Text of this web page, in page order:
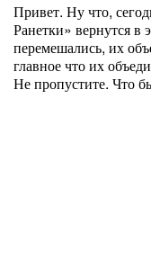
Привет. Ну что,
Ранетки» вернутся
перемешались, их
главное что их
Не пропустите. Что